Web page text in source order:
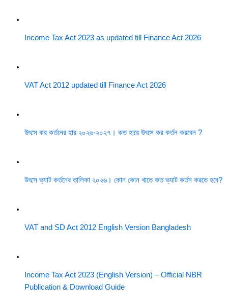
Income Tax Act 2023 as updated till Finance Act 2026
VAT Act 2012 updated till Finance Act 2026
উৎসে কর কর্তনের হার ২০২৬-২০২৭। কত হারে উৎসে কর কর্তন করবেন ?
উৎসে ভ্যাট কর্তনের তালিকা ২০২৬। কোন কোন খাতে কত ভ্যাট কর্তন করতে হবে?
VAT and SD Act 2012 English Version Bangladesh
Income Tax Act 2023 (English Version) – Official NBR
Publication & Download Guide